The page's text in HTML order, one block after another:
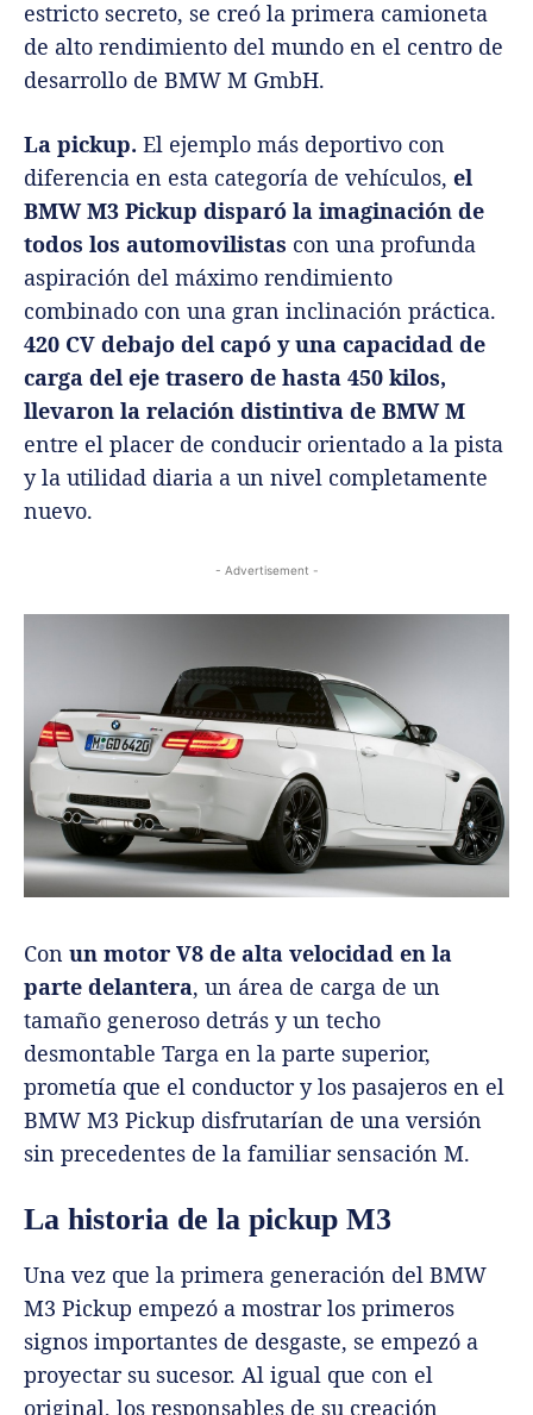
estricto secreto, se creó la primera camioneta
de alto rendimiento del mundo en el centro de
desarrollo de BMW M GmbH.
La pickup. El ejemplo más deportivo con
diferencia en esta categoría de vehículos, el
BMW M3 Pickup disparó la imaginación de
todos los automovilistas con una profunda
aspiración del máximo rendimiento
combinado con una gran inclinación práctica.
420 CV debajo del capó y una capacidad de
carga del eje trasero de hasta 450 kilos,
llevaron la relación distintiva de BMW M
entre el placer de conducir orientado a la pista
y la utilidad diaria a un nivel completamente
nuevo.
- Advertisement -
Con un motor V8 de alta velocidad en la
parte delantera, un área de carga de un
tamaño generoso detrás y un techo
desmontable Targa en la parte superior,
prometía que el conductor y los pasajeros en el
BMW M3 Pickup disfrutarían de una versión
sin precedentes de la familiar sensación M.
La historia de la pickup M3
Una vez que la primera generación del BMW
M3 Pickup empezó a mostrar los primeros
signos importantes de desgaste, se empezó a
proyectar su sucesor. Al igual que con el
original, los responsables de su creación